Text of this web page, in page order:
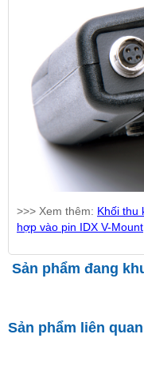
>>> Xem thêm: Khối thu
hợp vào pin IDX V-Mount
Sản phẩm đang
Sản phẩm liên quan